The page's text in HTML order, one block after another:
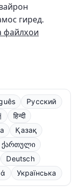
гиред.
файлҳои
Русский
हिन्दी
Қазақ
ქართული
Deutsch
Українська